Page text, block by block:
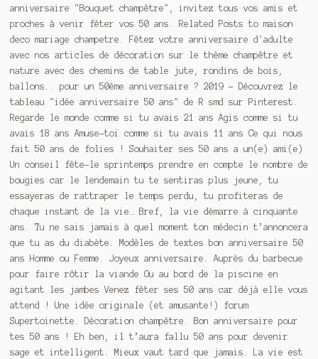
anniversaire "Bouquet champêtre", invitez tous vos amis et
proches à venir fêter vos 50 ans. Related Posts to maison
deco mariage champetre. Fêtez votre anniversaire d'adulte
avec nos articles de décoration sur le thème champêtre et
nature avec des chemins de table jute, rondins de bois,
ballons.. pour un 50ème anniversaire ? 2019 - Découvrez le
tableau "idée anniversaire 50 ans" de R smd sur Pinterest.
Regarde le monde comme si tu avais 21 ans Agis comme si tu
avais 18 ans Amuse-toi comme si tu avais 11 ans Ce qui nous
fait 50 ans de folies ! Souhaiter ses 50 ans a un(e) ami(e)
Un conseil fête-le sprintemps prendre en compte le nombre de
bougies car le lendemain tu te sentiras plus jeune, tu
essayeras de rattraper le temps perdu, tu profiteras de
chaque instant de la vie… Bref, la vie démarre à cinquante
ans. Tu ne sais jamais à quel moment ton médecin t’annoncera
que tu as du diabète. Modèles de textes bon anniversaire 50
ans Homme ou Femme. Joyeux anniversaire. Auprès du barbecue
pour faire rôtir la viande Ou au bord de la piscine en
agitant les jambes Venez fêter ses 50 ans car déjà elle vous
attend ! Une idée originale (et amusante!) forum
Supertoinette. Décoration champêtre. Bon anniversaire pour
tes 50 ans ! Eh ben, il t’aura fallu 50 ans pour devenir
sage et intelligent. Mieux vaut tard que jamais. La vie est